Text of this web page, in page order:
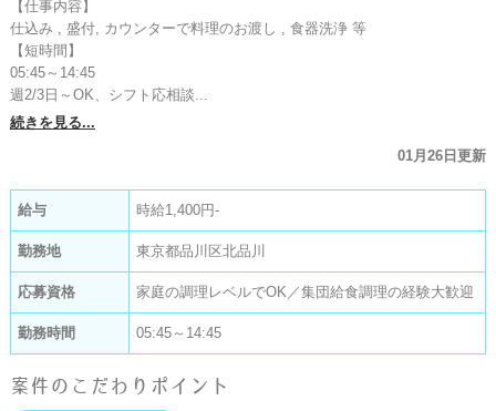
【仕事内容】
仕込み , 盛付, カウンターで料理のお渡し , 食器洗浄 等
【短時間】
05:45～14:45
週2/3日～OK、シフト応相談...
続きを見る...
01月26日更新
給与 時給1,400円-
勤務地 東京都品川区北品川
応募資格 家庭の調理レベルでOK／集団給食調理の経験大歓迎
勤務時間 05:45～14:45
案件のこだわりポイント